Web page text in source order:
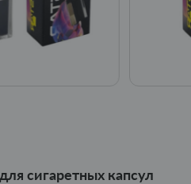
сигаретных капсул